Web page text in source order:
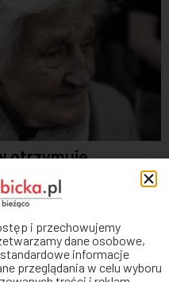
otrzymuje
Zobacz ilu
i przechowujemy
dane osobowe,
informacje
przeglądania w celu wyboru